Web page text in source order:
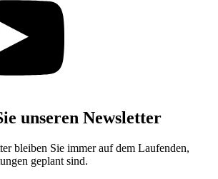
unseren Newsletter
bleiben Sie immer auf dem Laufenden,
geplant sind.